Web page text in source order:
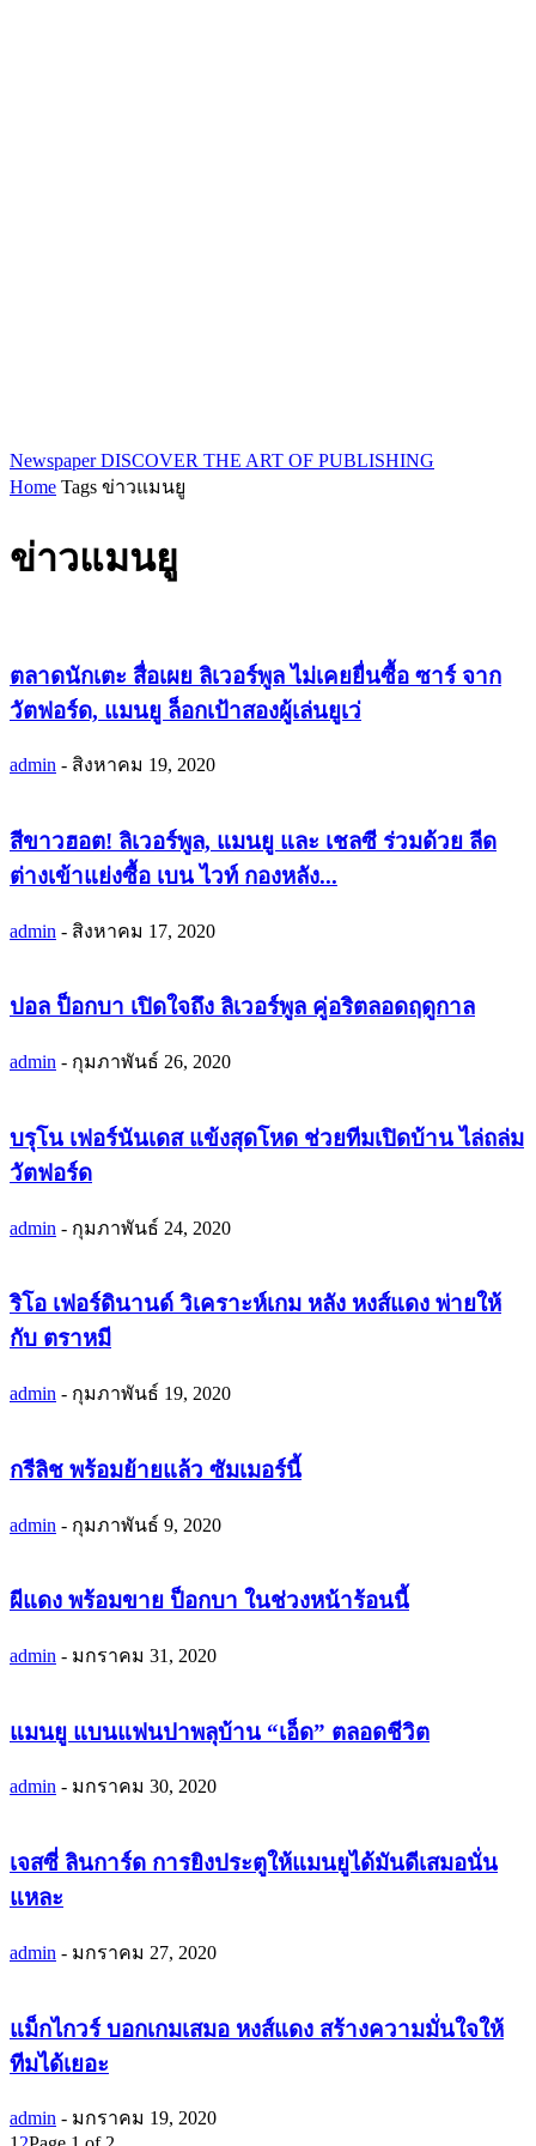
Newspaper DISCOVER THE ART OF PUBLISHING
Home Tags ข่าวแมนยู
ข่าวแมนยู
ตลาดนักเตะ สื่อเผย ลิเวอร์พูล ไม่เคยยื่นซื้อ ซาร์ จาก
วัตฟอร์ด, แมนยู ล็อกเป้าสองผู้เล่นยูเว่
admin - สิงหาคม 19, 2020
สีขาวฮอต! ลิเวอร์พูล, แมนยู และ เชลซี ร่วมด้วย ลีด
ต่างเข้าแย่งซื้อ เบน ไวท์ กองหลัง...
admin - สิงหาคม 17, 2020
ปอล ป็อกบา เปิดใจถึง ลิเวอร์พูล คู่อริตลอดฤดูกาล
admin - กุมภาพันธ์ 26, 2020
บรุโน เฟอร์นันเดส แข้งสุดโหด ช่วยทีมเปิดบ้าน ไล่ถล่ม
วัตฟอร์ด
admin - กุมภาพันธ์ 24, 2020
ริโอ เฟอร์ดินานด์ วิเคราะห์เกม หลัง หงส์แดง พ่ายให้
กับ ตราหมี
admin - กุมภาพันธ์ 19, 2020
กรีลิช พร้อมย้ายแล้ว ซัมเมอร์นี้
admin - กุมภาพันธ์ 9, 2020
ผีแดง พร้อมขาย ป็อกบา ในช่วงหน้าร้อนนี้
admin - มกราคม 31, 2020
แมนยู แบนแฟนปาพลุบ้าน “เอ็ด” ตลอดชีวิต
admin - มกราคม 30, 2020
เจสซี่ ลินการ์ด การยิงประตูให้แมนยูได้มันดีเสมอนั่น
แหละ
admin - มกราคม 27, 2020
แม็กไกวร์ บอกเกมเสมอ หงส์แดง สร้างความมั่นใจให้
ทีมได้เยอะ
admin - มกราคม 19, 2020